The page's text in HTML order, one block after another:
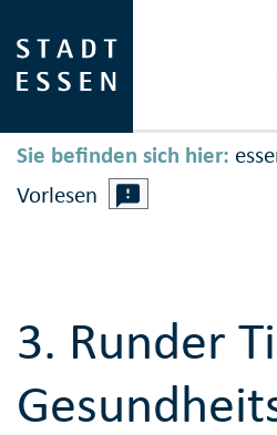
Sie befinden sich hier:
Vorlesen
3. Runder